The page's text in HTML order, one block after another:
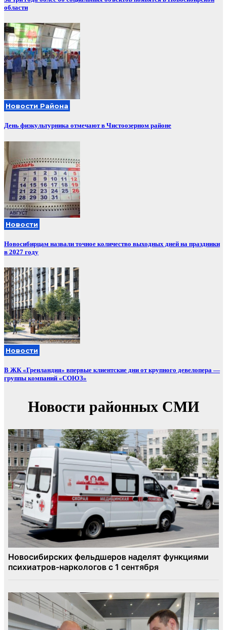
области
Новости Района
День физкультурника отмечают в Чистоозерном районе
Новости
Новосибирцам назвали точное количество выходных дней на праздники
в 2027 году
Новости
В ЖК «Гренландия» впервые клиентские дни от крупного девелопера —
группы компаний «СОЮЗ»